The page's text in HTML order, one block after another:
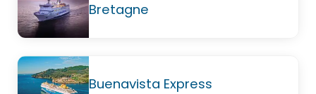
Bretagne
Buenavista Express